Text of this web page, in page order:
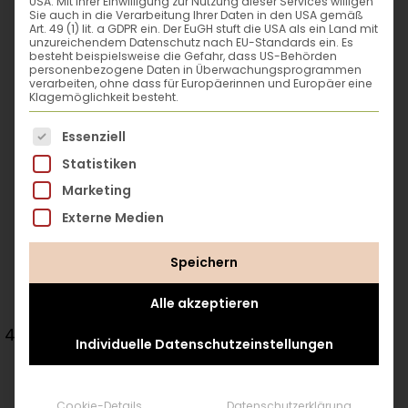
spaßige Freizeitbeschäftigung – es macht
dich auch unabhängig und tut gut. Vor
allem, wenn man die restliche Zeit des
Tages am Computer verbringt.
Autarkie-Tipp
Kartoffelpyramide
Doris Kampas? Die Pyramide ist
platzsparend und so kannst du Kartoffeln
auch easy auf Balkon und Terrasse
Dein Körper ist dein Tempel: Mach
was draus!
Sie auch in die Verarbeitung Ihrer Daten in den USA gemäß
Art. 49 (1) lit. a GDPR ein. Der EuGH stuft die USA als ein Land mit
unzureichendem Datenschutz nach EU-Standards ein. Es
besteht beispielsweise die Gefahr, dass US-Behörden
personenbezogene Daten in Überwachungsprogrammen
verarbeiten, ohne dass für Europäerinnen und Europäer eine
Klagemöglichkeit besteht.
Es folgt eine Liste der Service-Gruppen, für die
Essenziell
Statistiken
Marketing
Externe Medien
Speichern
Alle akzeptieren
Individuelle Datenschutzeinstellungen